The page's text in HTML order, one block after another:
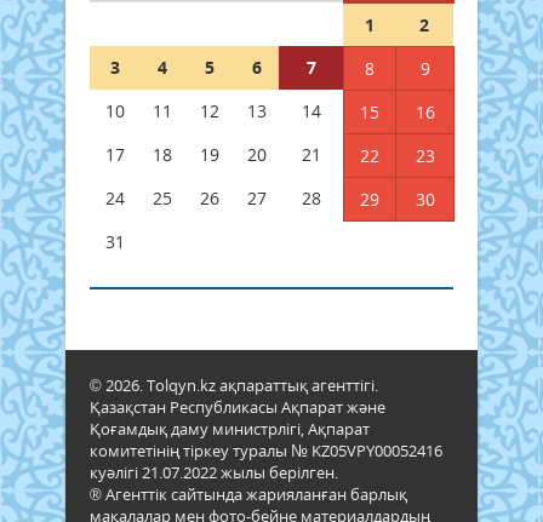
1
2
3
4 5 6 7 8
9
10
11 12 13 14 15
16
17
18 19 20 21 22
23
24
25 26 27 28 29
30
31
© 2026. Tolqyn.kz ақпараттық агенттігі.
Қазақстан Республикасы Ақпарат және
Қоғамдық даму министрлігі, Ақпарат
комитетінің тіркеу туралы № KZ05VPY00052416
куәлігі 21.07.2022 жылы берілген.
® Агенттік сайтында жарияланған барлық
мақалалар мен фото-бейне материалдардың